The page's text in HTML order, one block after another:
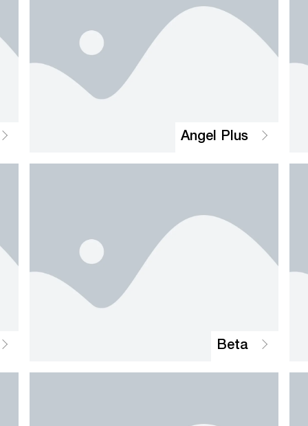
Angel Plus
Beta